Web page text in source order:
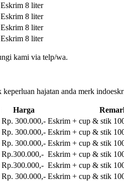
Eskrim 8 liter
Eskrim 8 liter
Eskrim 8 liter
Eskrim 8 liter
kami via telp/wa.
hajatan anda merk
Harga
Rp. 300.000,- Eskrim + cup & stik
Rp. 300.000,- Eskrim + cup & stik
Rp. 300.000,- Eskrim + cup & stik
Rp.300.000,- Eskrim + cup & stik
Rp.300.000,- Eskrim + cup & stik
Rp. 300.000,- Eskrim + cup & stik